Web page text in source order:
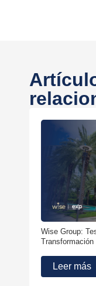
Wise Group:
Transformación
Leer más